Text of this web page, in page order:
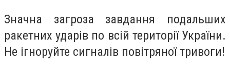
Значна загроза завдання подальших
ракетних ударів по всій території України.
Не ігноруйте сигналів повітряної тривоги!